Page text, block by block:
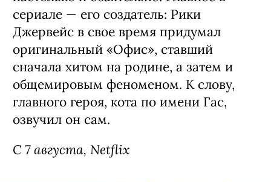
Сериал «Рики Джервейс: Уличные
коты» / Ricky Gervais Alley Cats,
премьера (18+)
о компании бродячих британских